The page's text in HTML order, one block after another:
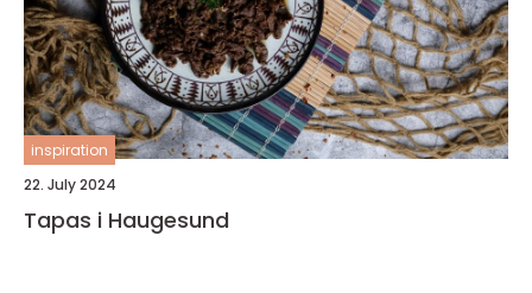
inspiration
22. July 2024
Tapas i Haugesund